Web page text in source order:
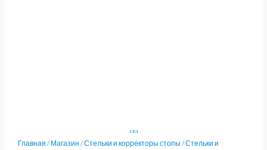
Главная /Магазин /Стельки и корректоры стопы /Стельки и